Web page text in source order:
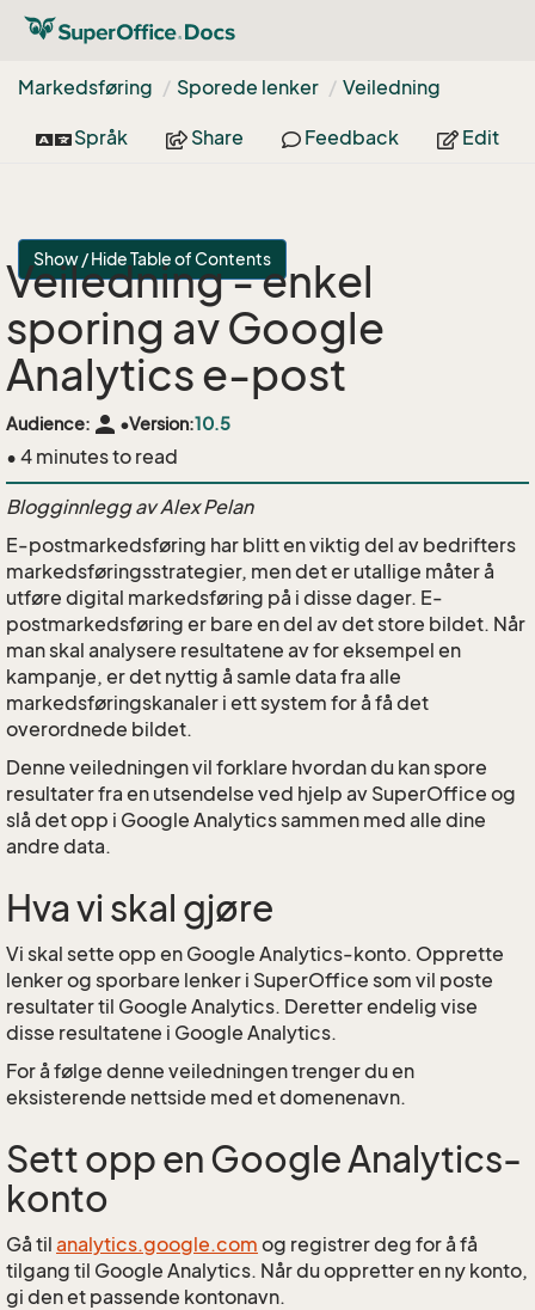
Markedsføring Sporede lenker Veiledning
Språk Share Feedback Edit
Show / Hide Table of Contents
Veiledning - enkel
sporing av Google
Analytics e-post
Audience: person •Version:10.5
• 4 minutes to read
Blogginnlegg av Alex Pelan
E-postmarkedsføring har blitt en viktig del av bedrifters
markedsføringsstrategier, men det er utallige måter å
utføre digital markedsføring på i disse dager. E-
postmarkedsføring er bare en del av det store bildet. Når
man skal analysere resultatene av for eksempel en
kampanje, er det nyttig å samle data fra alle
markedsføringskanaler i ett system for å få det
overordnede bildet.
Denne veiledningen vil forklare hvordan du kan spore
resultater fra en utsendelse ved hjelp av SuperOffice og
slå det opp i Google Analytics sammen med alle dine
andre data.
Hva vi skal gjøre
Vi skal sette opp en Google Analytics-konto. Opprette
lenker og sporbare lenker i SuperOffice som vil poste
resultater til Google Analytics. Deretter endelig vise
disse resultatene i Google Analytics.
For å følge denne veiledningen trenger du en
eksisterende nettside med et domenenavn.
Sett opp en Google Analytics-
konto
Gå til analytics.google.com og registrer deg for å få
tilgang til Google Analytics. Når du oppretter en ny konto,
gi den et passende kontonavn.